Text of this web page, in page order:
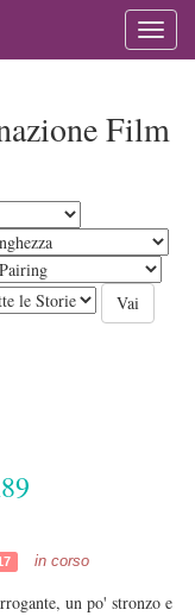
Film
in corso
un po' stronzo e